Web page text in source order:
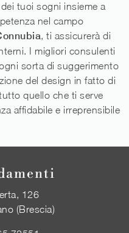
tuoi sogni insieme a
nel campo
, ti assicurerà di
I migliori consulenti
sorta di suggerimento
del design in fatto di
quello che ti serve
affidabile e irreprensibile
126
(Brescia)